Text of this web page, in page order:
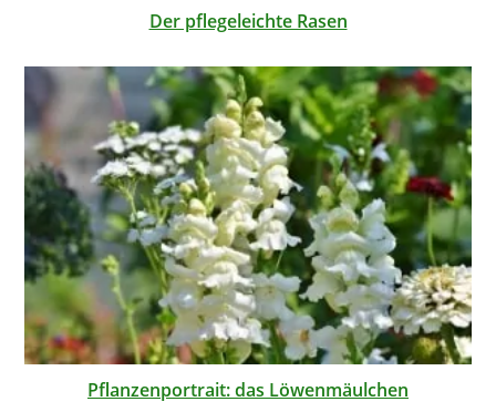
Der pflegeleichte Rasen
Pflanzenportrait: das Löwenmäulchen